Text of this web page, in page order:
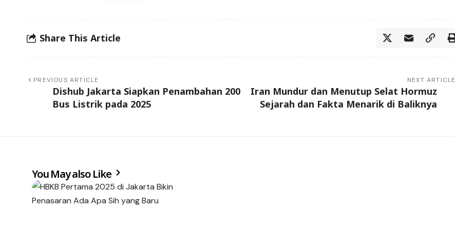
Share This Article
PREVIOUS ARTICLE
Dishub Jakarta Siapkan Penambahan 200
Bus Listrik pada 2025
NEXT ARTICLE
Iran Mundur dan Menutup Selat Hormuz
Sejarah dan Fakta Menarik di Baliknya
You May also Like